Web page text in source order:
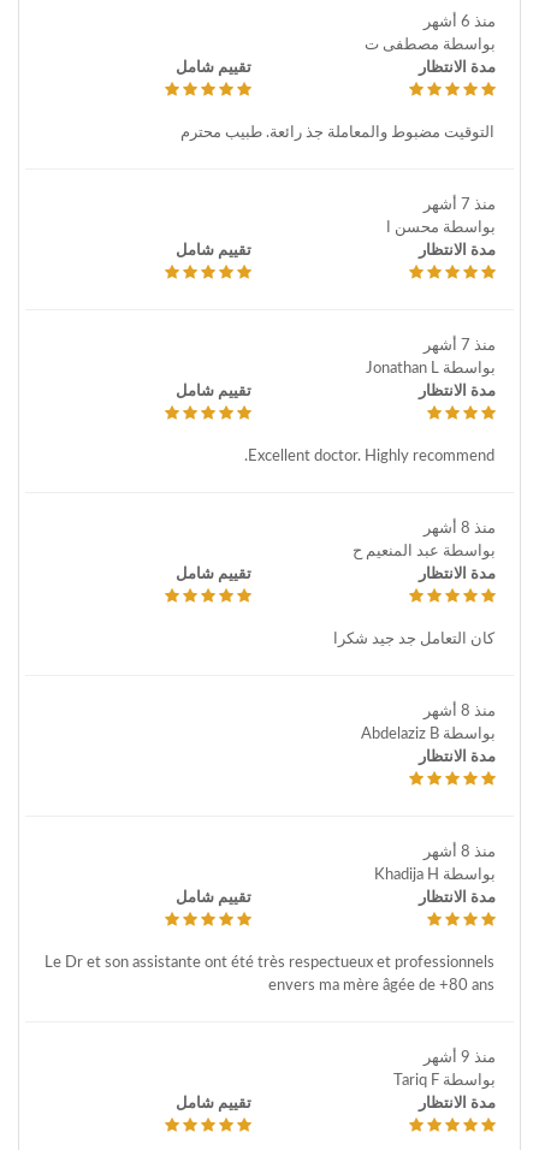
منذ 6 أشهر
بواسطة مصطفى ت
مدة الانتظار
تقييم شامل
التوقيت مضبوط والمعاملة جذ رائعة. طبيب محترم
منذ 7 أشهر
بواسطة محسن ا
مدة الانتظار
تقييم شامل
منذ 7 أشهر
بواسطة Jonathan L
مدة الانتظار
تقييم شامل
Excellent doctor. Highly recommend.
منذ 8 أشهر
بواسطة عبد المنعيم ح
مدة الانتظار
تقييم شامل
كان التعامل جد جيد شكرا
منذ 8 أشهر
بواسطة Abdelaziz B
مدة الانتظار
منذ 8 أشهر
بواسطة Khadija H
مدة الانتظار
تقييم شامل
Le Dr et son assistante ont été très respectueux et professionnels
envers ma mère âgée de +80 ans
منذ 9 أشهر
بواسطة Tariq F
مدة الانتظار
تقييم شامل